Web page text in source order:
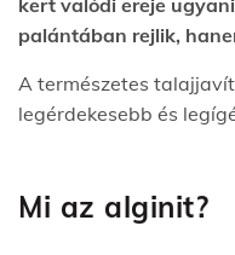
kert valódi ereje
palántában rejlik,
A természetes
legérdekesebb és
Mi az alginit?